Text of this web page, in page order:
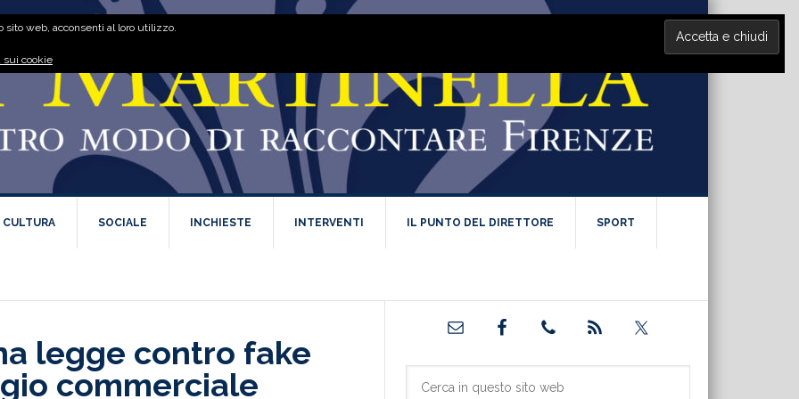
CULTURA SOCIALE INCHIESTE INTERVENTI IL PUNTO DEL DIRETTORE SPORT
legge contro fake
commerciale
Barra
primaria
web, acconsenti al loro utilizzo.
sui cookie